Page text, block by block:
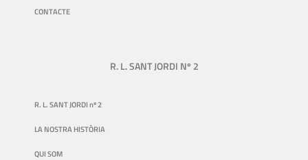
CONTACTE
R. L. SANT JORDI Nº 2
R. L. SANT JORDI nº 2
LA NOSTRA HISTÒRIA
QUI SOM